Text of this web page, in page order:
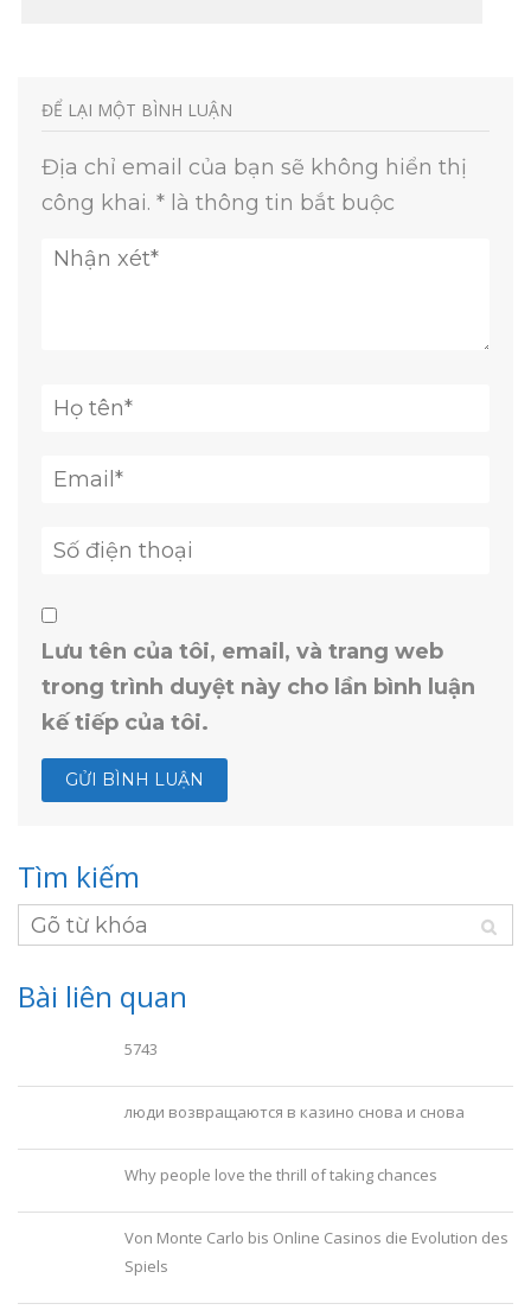
ĐỂ LẠI MỘT BÌNH LUẬN
Địa chỉ email của bạn sẽ không hiển thị
công khai. * là thông tin bắt buộc
Lưu tên của tôi, email, và trang web
trong trình duyệt này cho lần bình luận
kế tiếp của tôi.
Tìm kiếm
Bài liên quan
5743
люди возвращаются в казино снова и снова
Why people love the thrill of taking chances
Von Monte Carlo bis Online Casinos die Evolution des
Spiels